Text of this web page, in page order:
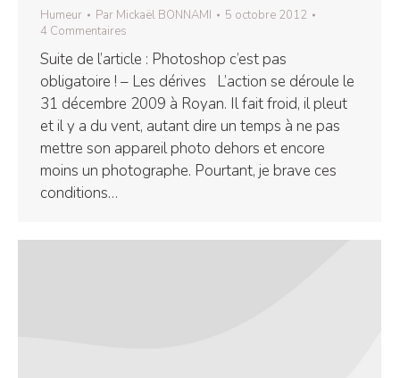
Humeur Par Mickaël BONNAMI
5 octobre 2012
4 Commentaires
Suite de l’article : Photoshop c’est pas
obligatoire ! – Les dérives L’action se déroule le
31 décembre 2009 à Royan. Il fait froid, il pleut
et il y a du vent, autant dire un temps à ne pas
mettre son appareil photo dehors et encore
moins un photographe. Pourtant, je brave ces
conditions…